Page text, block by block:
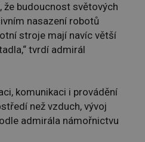
že budoucnost světových
nasazení robotů
stroje mají navíc větší
tvrdí admirál
komunikaci i provádění
než vzduch, vývoj
admirála námořnictvu